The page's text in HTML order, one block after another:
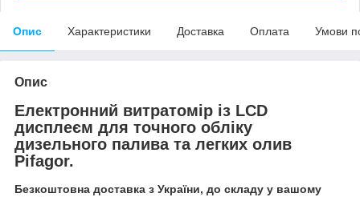
Опис Характеристики Доставка Оплата Умови
Опис
Електронний витратомір із LCD
дисплеєм для точного обліку
дизельного палива та легких олив
Pifagor.
Безкоштовна доставка з України, до складу у вашому